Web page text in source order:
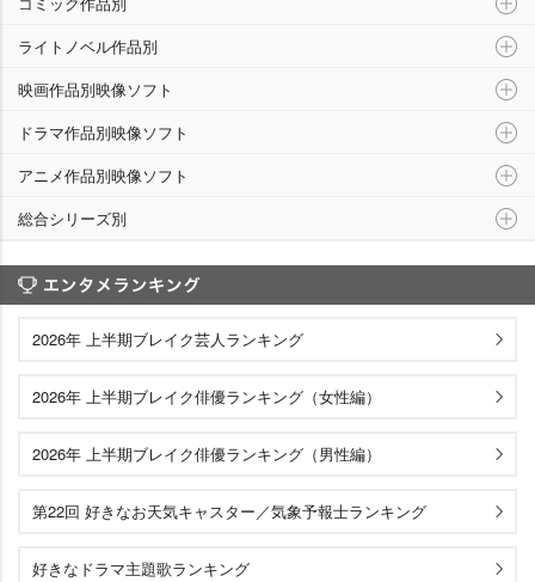
ライトノベル作品別
映画作品別映像ソフト
ドラマ作品別映像ソフト
アニメ作品別映像ソフト
総合シリーズ別
2026年 上半期ブレイク芸人ランキング
2026年 上半期ブレイク俳優ランキング（女性編）
2026年 上半期ブレイク俳優ランキング（男性編）
第22回 好きなお天気キャスター／気象予報士ランキング
好きなドラマ主題歌ランキング